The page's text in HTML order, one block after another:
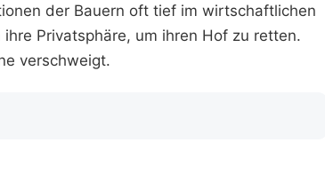
der Bauern oft tief im wirtschaftlichen
Privatsphäre, um ihren Hof zu retten.
verschweigt.